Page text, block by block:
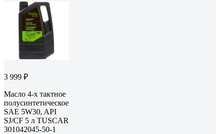
3 999 ₽
Масло 4-х тактное
полусинтетическое
SAE 5W30, API
SJ/CF 5 л TUSCAR
301042045-50-1